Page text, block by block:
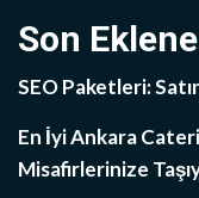
Son
SEO Paketleri:
En İyi Ankara
Misafirlerinize